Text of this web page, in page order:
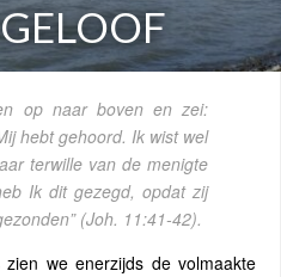
op naar boven en zei:
hebt gehoord. Ik wist wel
terwille van de menigte
Ik dit gezegd, opdat zij
(Joh. 11:41-42).
we enerzijds de volmaakte